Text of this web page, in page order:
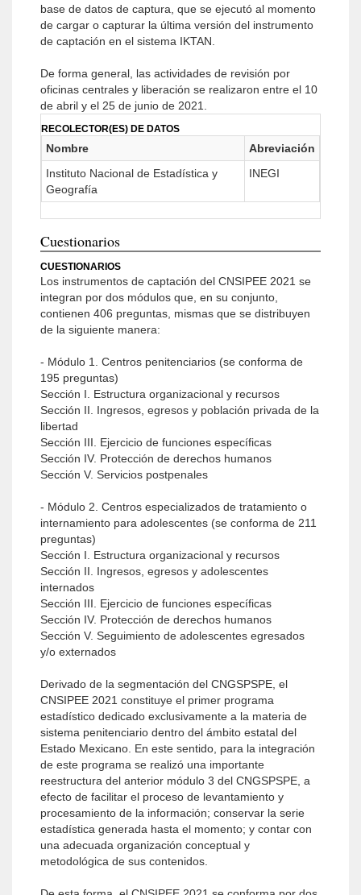
base de datos de captura, que se ejecutó al momento
de cargar o capturar la última versión del instrumento
de captación en el sistema IKTAN.
De forma general, las actividades de revisión por
oficinas centrales y liberación se realizaron entre el 10
de abril y el 25 de junio de 2021.
RECOLECTOR(ES) DE DATOS
Nombre
Abreviación
Instituto Nacional de Estadística y
Geografía
INEGI
Cuestionarios
CUESTIONARIOS
Los instrumentos de captación del CNSIPEE 2021 se
integran por dos módulos que, en su conjunto,
contienen 406 preguntas, mismas que se distribuyen
de la siguiente manera:
- Módulo 1. Centros penitenciarios (se conforma de
195 preguntas)
Sección I. Estructura organizacional y recursos
Sección II. Ingresos, egresos y población privada de la
libertad
Sección III. Ejercicio de funciones específicas
Sección IV. Protección de derechos humanos
Sección V. Servicios postpenales
- Módulo 2. Centros especializados de tratamiento o
internamiento para adolescentes (se conforma de 211
preguntas)
Sección I. Estructura organizacional y recursos
Sección II. Ingresos, egresos y adolescentes
internados
Sección III. Ejercicio de funciones específicas
Sección IV. Protección de derechos humanos
Sección V. Seguimiento de adolescentes egresados
y/o externados
Derivado de la segmentación del CNGSPSPE, el
CNSIPEE 2021 constituye el primer programa
estadístico dedicado exclusivamente a la materia de
sistema penitenciario dentro del ámbito estatal del
Estado Mexicano. En este sentido, para la integración
de este programa se realizó una importante
reestructura del anterior módulo 3 del CNGSPSPE, a
efecto de facilitar el proceso de levantamiento y
procesamiento de la información; conservar la serie
estadística generada hasta el momento; y contar con
una adecuada organización conceptual y
metodológica de sus contenidos.